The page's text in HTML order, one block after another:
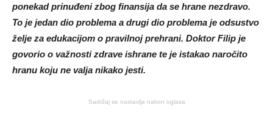
ponekad prinuđeni zbog finansija da se hrane nezdravo.
To je jedan dio problema a drugi dio problema je odsustvo
želje za edukacijom o pravilnoj prehrani. Doktor Filip je
govorio o važnosti zdrave ishrane te je istakao naročito
hranu koju ne valja nikako jesti.
Sadržaj se nastavlja nakon oglasa